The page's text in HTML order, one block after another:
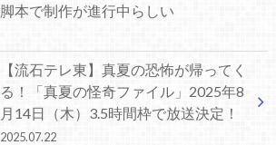
脚本で制作が進行中らしい
【流石テレ東】真夏の恐怖が帰ってく
る！「真夏の怪奇ファイル」2025年8
月14日（木）3.5時間枠で放送決定！
2025.07.22